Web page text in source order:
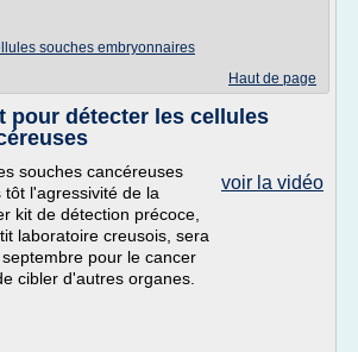
souches embryonnaires
Haut de page
pour détecter les cellules
voir la vidéo
souches cancéreuses
l'agressivité de la
kit de détection précoce,
laboratoire creusois, sera
pour le cancer
cibler d'autres organes.